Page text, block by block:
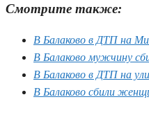
Смотрите также:
В Балаково в ДТП на
В Балаково мужчину
В Балаково в ДТП на
В Балаково сбили